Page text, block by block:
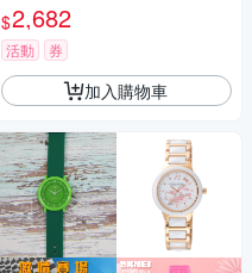
$2,682
活動 券
加入購物車